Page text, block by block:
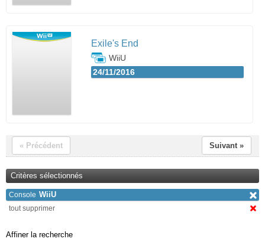
Exile's End
WiiU
24/11/2016
« Précédent Suivant »
Critères sélectionnés
Console WiiU
tout supprimer
Affiner la recherche